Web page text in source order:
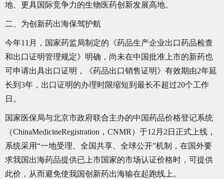
地、更具国际竞争力的生物医药创新发展高地。
二、为创新药出海保驾护航
今年11月，国家药监局制定的《药品生产企业出口药品检查
和出口证明管理规定》明确，尚未在中国批准上市的新药也
可申请出具出口证明，《药品出口销售证明》有效期由2年延
长到3年，出口证明的办理时限缩短到最长不超过20个工作
日。
国家医保局与北京市政府联合主办的中国药品价格登记系统
（ChinaMedicineRegistration，CNMR）于12月2日正式上线，
系统采用“一地受理、全国共享、全球公开”机制，在国外要
求我国出海药品提供已上市国家的市场认证价格时，可提供
此价，从而避免使我国创新药出海输在起跑线上。